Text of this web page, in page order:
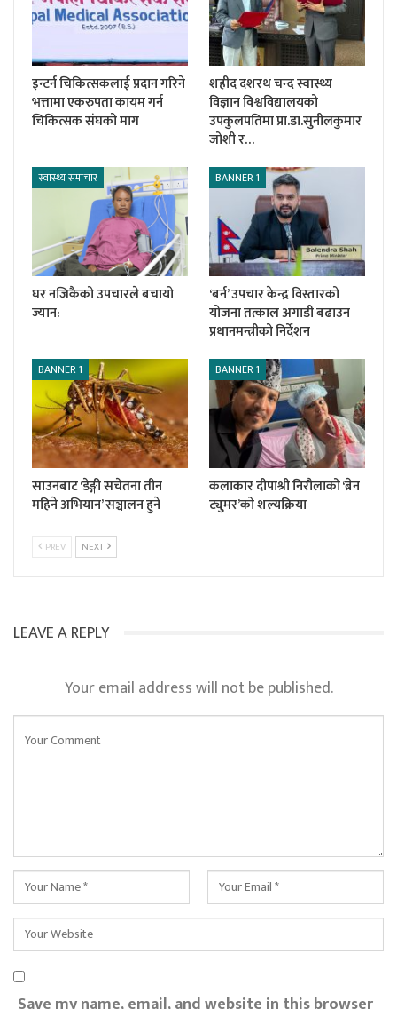
इन्टर्न चिकित्सकलाई प्रदान गरिने
भत्तामा एकरुपता कायम गर्न
चिकित्सक संघको माग
शहीद दशरथ चन्द स्वास्थ्य
विज्ञान विश्वविद्यालयको
उपकुलपतिमा प्रा.डा.सुनीलकुमार
जोशी र…
स्वास्थ्य समाचार
घर नजिकैको उपचारले बचायो
ज्यान:
BANNER 1
‘बर्न’ उपचार केन्द्र विस्तारको
योजना तत्काल अगाडी बढाउन
प्रधानमन्त्रीको निर्देशन
BANNER 1
साउनबाट ‘डेङ्गी सचेतना तीन
महिने अभियान’ सञ्चालन हुने
BANNER 1
कलाकार दीपाश्री निरौलाको ‘ब्रेन
ट्युमर’को शल्यक्रिया
PREV NEXT
LEAVE A REPLY
Your email address will not be published.